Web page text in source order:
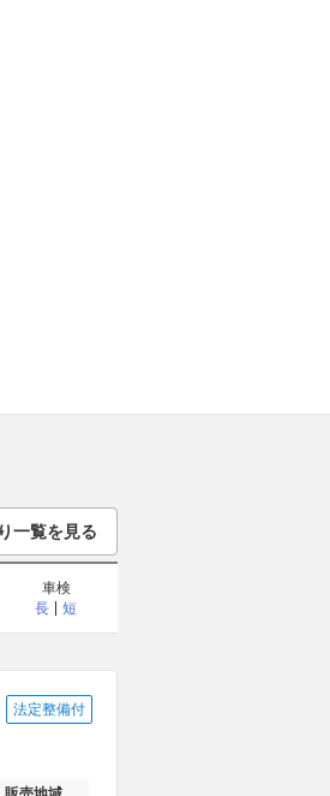
一覧を見る
車検
長
短
法定整備付